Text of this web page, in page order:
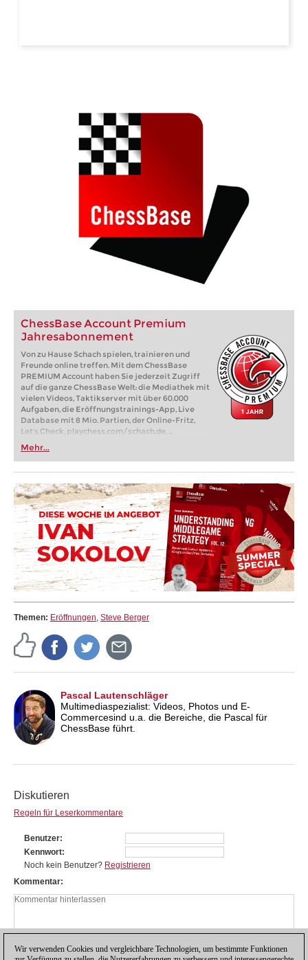
ChessBase Account Premium
Jahresabonnement
Von zu Hause Schach spielen, trainieren und
Freunde online treffen. Mit dem ChessBase
PREMIUM Account haben Sie jederzeit Zugriff
auf die ganze ChessBase Welt: die Mediathek mit
vielen Videos, Taktikserver mit über 60.000
Aufgaben, die Eröffnungstrainings-App, Live
Database mit 8 Mio. Partien, der Online-Fritz,
Let's Check, playchess.com/schach.de, ...
Mehr...
Themen: Eröffnungen, Steve Berger
Pascal Lautenschläger
Multimediaspezialist: Videos, Photos und E-
Commercesind u.a. die Bereiche, die Pascal für
ChessBase führt.
Diskutieren
Regeln für Leserkommentare
Benutzer
Kennwort
Noch kein Benutzer? Registrieren
Kommentar
Wir verwenden Cookies und vergleichbare Technologien, um bestimmte Funktionen